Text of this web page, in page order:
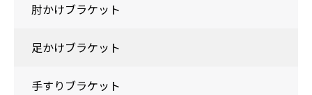
肘かけブラケット
足かけブラケット
手すりブラケット